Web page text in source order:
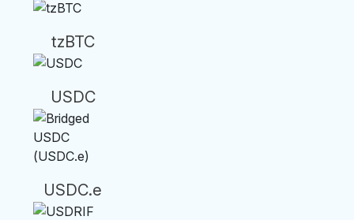
tzBTC
USDC
USDC.e